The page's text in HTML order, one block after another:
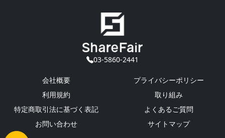
03-5860-2441
会社概要
プライバシーポリシー
利用規約
取り組み
特定商取引法に基づく表記
よくあるご質問
お問い合わせ
サイトマップ